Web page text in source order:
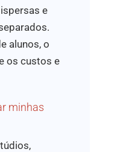
e
alunos, o
os custos e
minhas